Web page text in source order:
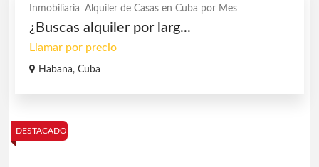
Inmobiliaria Alquiler de Casas en Cuba por Mes
¿Buscas alquiler por larg...
Llamar por precio
Habana, Cuba
DESTACADO